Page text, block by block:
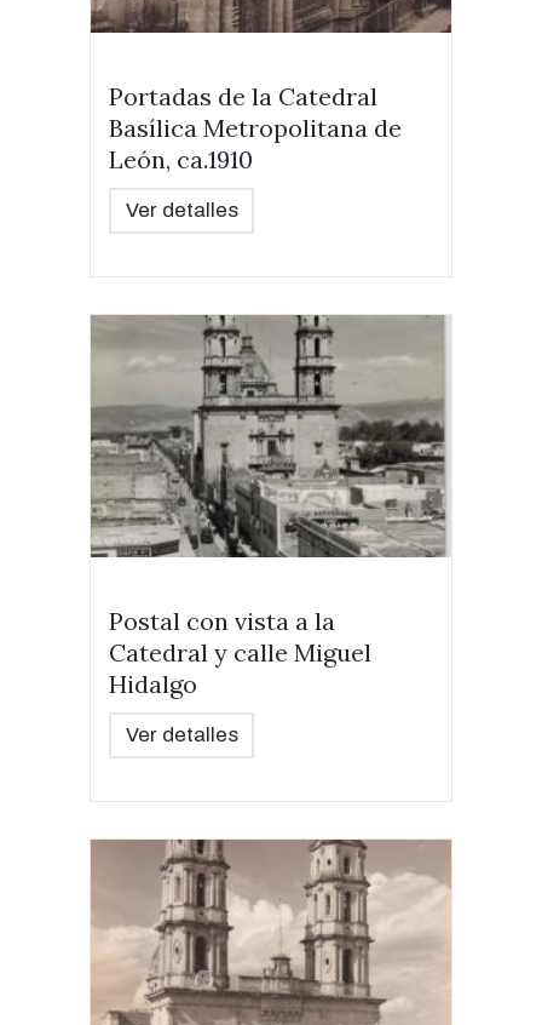
Portadas de la Catedral
Basílica Metropolitana de
León, ca.1910
Ver detalles
Postal con vista a la
Catedral y calle Miguel
Hidalgo
Ver detalles